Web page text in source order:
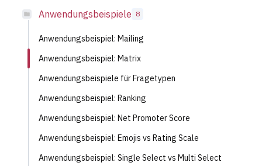
Anwendungsbeispiele 8
Anwendungsbeispiel: Mailing
Anwendungsbeispiel: Matrix
Anwendungsbeispiele für Fragetypen
Anwendungsbeispiel: Ranking
Anwendungsbeispiel: Net Promoter Score
Anwendungsbeispiel: Emojis vs Rating Scale
Anwendungsbeispiel: Single Select vs Multi Select